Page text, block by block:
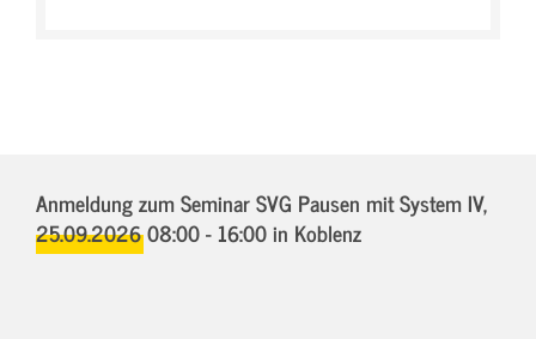
Anmeldung zum Seminar SVG Pausen mit System IV,
25.09.2026 08:00 - 16:00in Koblenz